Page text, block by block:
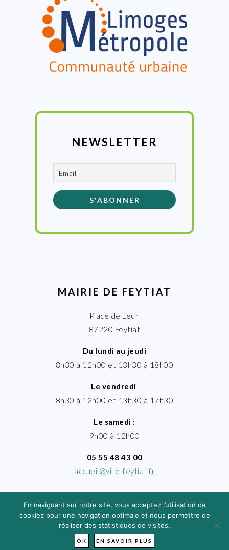
NEWSLETTER
MAIRIE DE FEYTIAT
Place de Leun
87220 Feytiat
Du lundi au jeudi
8h30 à 12h00 et 13h30 à 18h00
Le vendredi
8h30 à 12h00 et 13h30 à 17h30
Le samedi :
9h00 à 12h00
05 55 48 43 00
accueil@ville-feytiat.fr
TIMGROUP - © 2026
En naviguant sur notre site, vous acceptez l’utilisation de
cookies pour une navigation optimale et nous permettre de
réaliser des statistiques de visites.
OK EN SAVOIR PLUS